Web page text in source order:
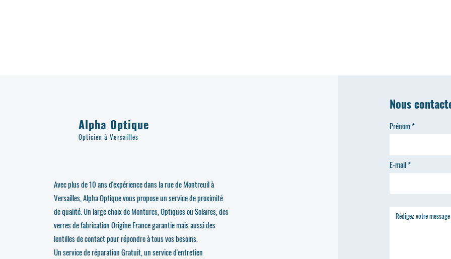
Alpha Optique
Opticien à Versailles
Avec plus de 10 ans d'expérience dans la rue de Montreuil à
Versailles, Alpha Optique vous propose un service de proximité
de qualité. Un large choix de Montures, Optiques ou Solaires, des
verres de fabrication Origine France garantie mais aussi des
lentilles de contact pour répondre à tous vos besoins.
Un service de réparation Gratuit, un service d'entretien
Nous
Prénom
E-mail